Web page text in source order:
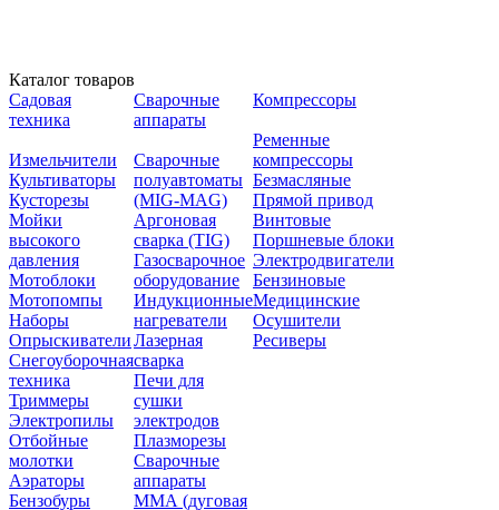
Каталог товаров
Садовая
техника
Измельчители
Культиваторы
Кусторезы
Мойки
высокого
давления
Мотоблоки
Мотопомпы
Наборы
Опрыскиватели
Снегоуборочная
техника
Триммеры
Электропилы
Отбойные
молотки
Аэраторы
Бензобуры
Сварочные
аппараты
Сварочные
полуавтоматы
(MIG-MAG)
Аргоновая
сварка (TIG)
Газосварочное
оборудование
Индукционные
нагреватели
Лазерная
сварка
Печи для
сушки
электродов
Плазморезы
Сварочные
аппараты
ММА (дуговая
Компрессоры
Ременные
компрессоры
Безмасляные
Прямой привод
Винтовые
Поршневые блоки
Электродвигатели
Бензиновые
Медицинские
Осушители
Ресиверы